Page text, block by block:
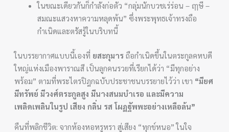
ในขณะเดียวกันก็กำลังก่อตัว “กลุ่มนักบวชเร่ร่อน – ฤๅษี –
สมณะแสวงหาความหลุดพ้น” ซึ่งพระพุทธเจ้าทรงถือ
กำเนิดและตรัสรู้ในบริบทนี้
ในบรรยากาศแบบนี้เองที่ ยสะกุมาร ถือกำเนิดขึ้นในตระกูลคหบดี
ใหญ่แห่งเมืองพาราณสี เป็นลูกคนรวยที่เรียกได้ว่า “มีทุกอย่าง
พร้อม” ตามที่พระไตรปิฎกฉบับประชาชนบรรยายไว้ว่า เขา “มียศ
มีทรัพย์ มีวงศ์ตระกูลสูง มีนางสนมบำเรอ และมีความ
เพลิดเพลินในรูป เสียง กลิ่น รส โผฏฐัพพะอย่างเหลือล้น”
คืนที่พลิกชีวิต: จากห้องหอหรูหรา สู่เสียง “ทุกข์หนอ” ในใจ